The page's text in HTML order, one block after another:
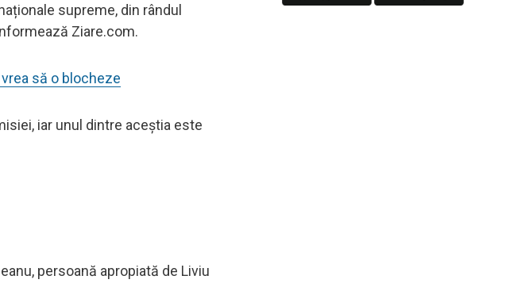
supreme, din rândul
Ziare.com.
să o blocheze
iar unul dintre aceștia este
persoană apropiată de Liviu